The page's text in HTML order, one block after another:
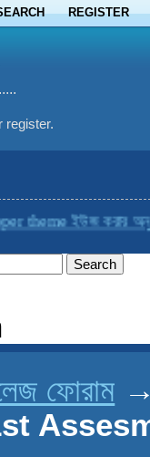
REGISTER
register.
theme ইউজ করার
ফোরাম